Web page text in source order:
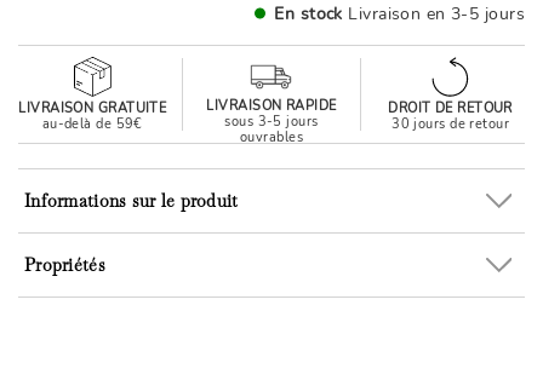
En stock Livraison en 3-5 jours
LIVRAISON GRATUITE
au-delà de 59€
LIVRAISON RAPIDE
sous 3-5 jours
ouvrables
DROIT DE RETOUR
30 jours de retour
Propriétés
Informations sur le produit